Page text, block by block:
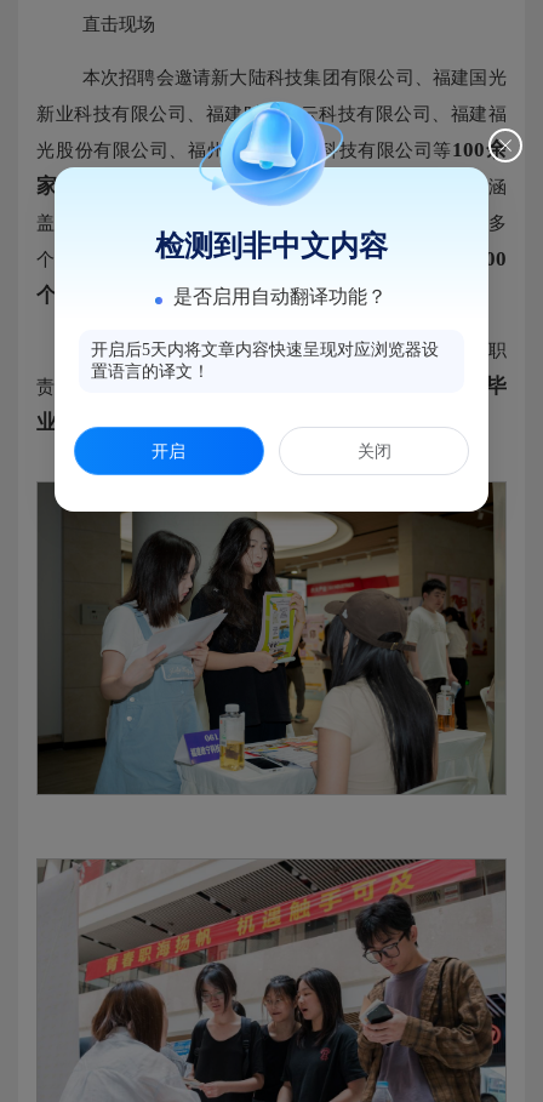
直击现场
本次招聘会邀请新大陆科技集团有限公司、福建国光
新业科技有限公司、福建时代星云科技有限公司、福建福
光股份有限公司、福州京东方光电科技有限公司等100余
家重点企事业单位及阳光学院合作单位
进场招聘，涵
盖新一代信息技术、新能源、智能制造、现代服务业等多
个马尾区重点发展产业领域。
提供就业岗位超过2000
个
阳光学子怀揣精心准备的简历，与企业代表就岗位职
责、职业发展、薪资福利等展开交流。据统计，
553名毕
业生现场与企业达成了初步的就业实习意向。
检测到非中文内容
是否启用自动翻译功能？
开启后5天内将文章内容快速呈现对应浏览器设
置语言的译文！
开启 关闭